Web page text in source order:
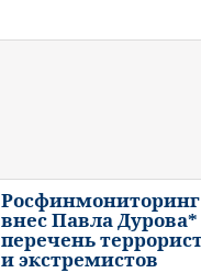
Росфинмониторинг
внес Павла
перечень
и экстремистов